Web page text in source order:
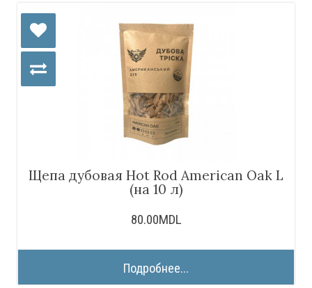
Щепа дубовая Hot Rod American Oak L
(на 10 л)
80.00MDL
Подробнее...